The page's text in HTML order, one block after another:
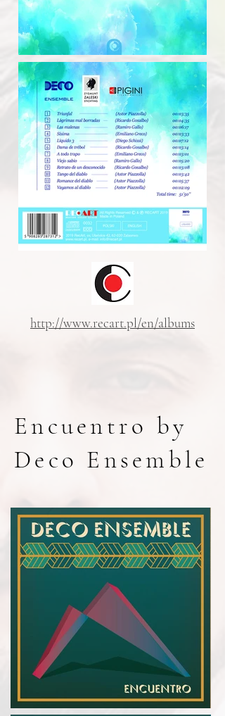
Available on:
http://www.recart.pl/en/albums
Encuentro by
Deco Ensemble